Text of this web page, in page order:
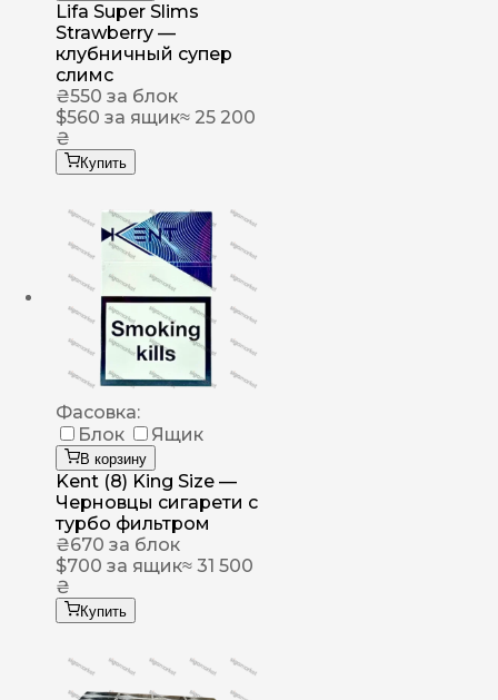
Lifa Super Slims
Strawberry —
клубничный супер
слимс
₴550 за блок
$560 за ящик≈ 25 200
₴
Купить
Фасовка:
Блок
Ящик
В корзину
Kent (8) King Size —
Черновцы сигарети с
турбо фильтром
₴670 за блок
$700 за ящик≈ 31 500
₴
Купить